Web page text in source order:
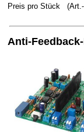
Preis pro Stück
Anti-